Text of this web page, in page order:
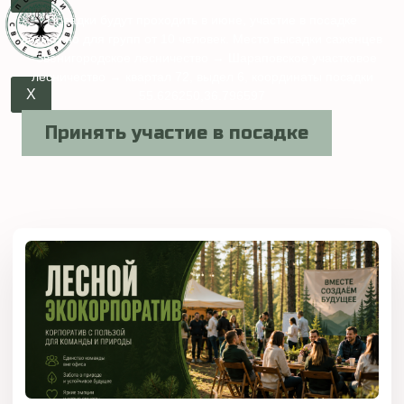
X
Посадки будут проходить в июне, участие в посадке
возможно для групп от 10 человек. Место высадки саженцев
- Звенигородское лесничество → Шараповское участковое
лесничество → квартал 72, выдел 6, координаты посадки
Принять участие в посадке